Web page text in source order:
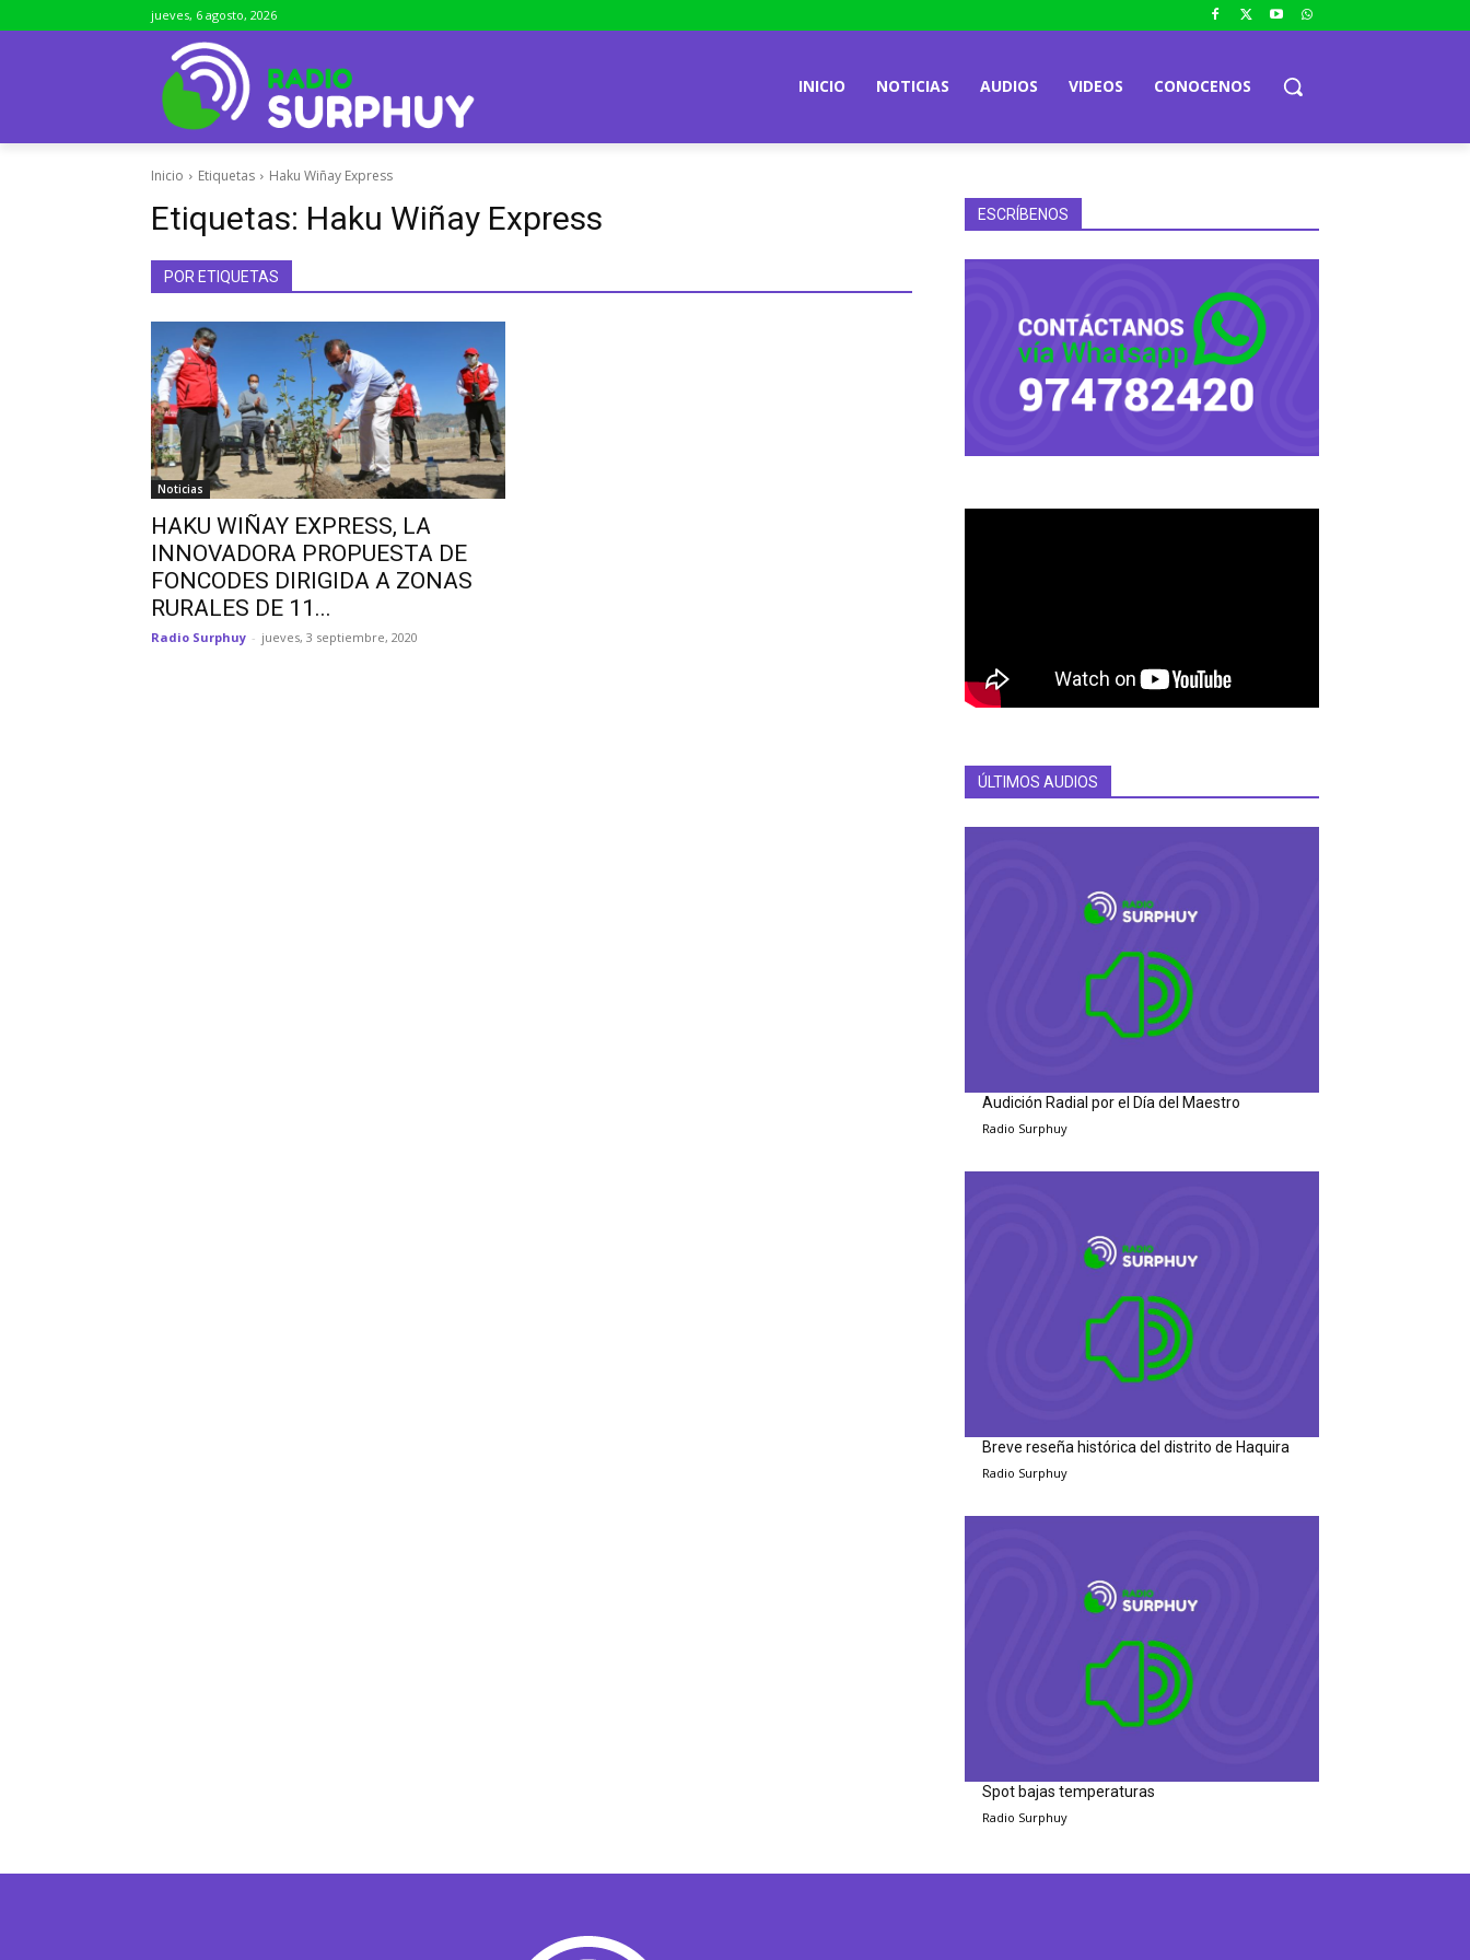
jueves, 6 agosto, 2026
INICIO NOTICIAS AUDIOS VIDEOS CONOCENOS
Inicio Etiquetas Haku Wiñay Express
Etiquetas: Haku Wiñay Express
POR ETIQUETAS
Noticias
HAKU WIÑAY EXPRESS, LA
INNOVADORA PROPUESTA DE
FONCODES DIRIGIDA A ZONAS
RURALES DE 11...
Radio Surphuy - jueves, 3 septiembre, 2020
ESCRÍBENOS
ÚLTIMOS AUDIOS
Audición Radial por el Día del Maestro
Radio Surphuy
Breve reseña histórica del distrito de Haquira
Radio Surphuy
Spot bajas temperaturas
Radio Surphuy